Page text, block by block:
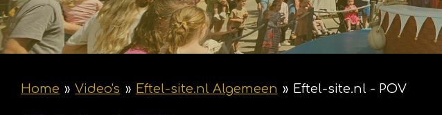
Home » Video's » Eftel-site.nl Algemeen » Eftel-site.nl - POV